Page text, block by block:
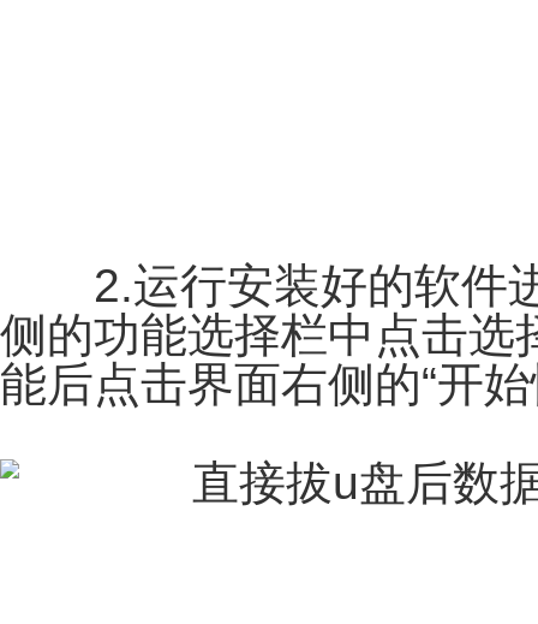
2.运行安装好的软件进
侧的功能选择栏中点击选
能后点击界面右侧的“开